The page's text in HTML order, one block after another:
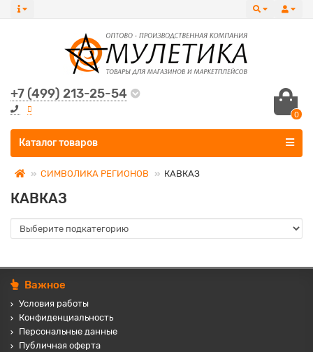
+7 (499) 213-25-54
0
Все категории
Каталог товаров
СИМВОЛИКА РЕГИОНОВ КАВКАЗ
КАВКАЗ
Важное
Условия работы
Конфиденциальность
Персональные данные
Публичная оферта